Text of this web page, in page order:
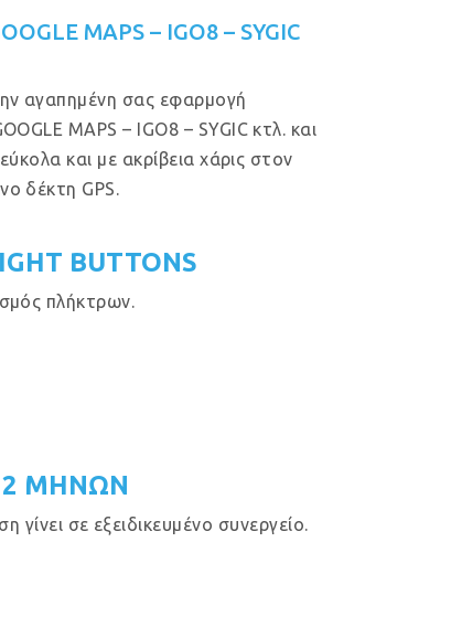
MAPS – IGO8 – SYGIC
αγαπημένη σας εφαρμογή
MAPS – IGO8 – SYGIC κτλ. και
και με ακρίβεια χάρις στον
δέκτη GPS.
BUTTONS
πλήκτρων.
ΜΗΝΩΝ
σε εξειδικευμένο συνεργείο.